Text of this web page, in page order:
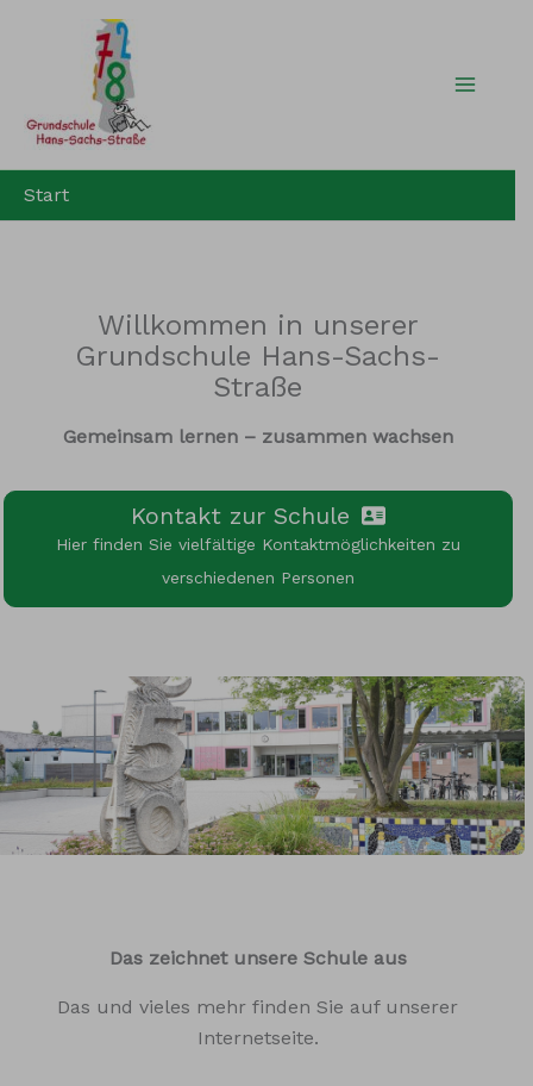
Start
Willkommen in unserer
Grundschule Hans-Sachs-
Straße
Gemeinsam lernen – zusammen wachsen
Kontakt zur Schule
Hier finden Sie vielfältige Kontaktmöglichkeiten zu
verschiedenen Personen
Das zeichnet unsere Schule aus
Das und vieles mehr finden Sie auf unserer
Internetseite.